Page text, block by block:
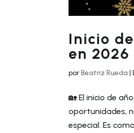
Inicio
en 2026
porBeatriz Rueda |
🏡 El inicio de
oportunidades,
especial. Es